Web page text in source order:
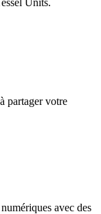
partager votre
avec des